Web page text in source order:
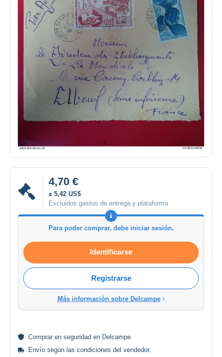
4,70 €
± 5,42 US$
Excluidos gastos de entrega y plataforma
Para poder comprar, debe iniciar sesión.
Identificarse
Registrarse
Más información sobre Delcampe
Comprar en seguridad en Delcampe
Envío según las condiciones del vendedor.